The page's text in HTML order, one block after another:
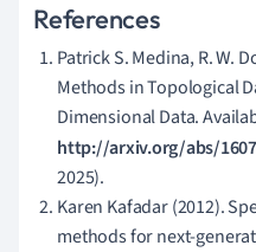
References
Patrick S. Medina, R. W.
Methods in Topological
Dimensional Data.
http://arxiv.org/abs/
2025).
Karen Kafadar (2012).
methods for next-